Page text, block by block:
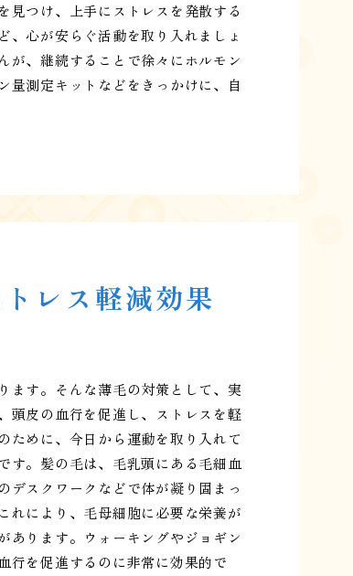
見つけ、上手にストレスを発散する
、心が安らぐ活動を取り入れましょ
が、継続することで徐々にホルモン
量測定キットなどをきっかけに、自
レス軽減効果
ます。そんな薄毛の対策として、実
頭皮の血行を促進し、ストレスを軽
ために、今日から運動を取り入れて
す。髪の毛は、毛乳頭にある毛細血
デスクワークなどで体が凝り固まっ
れにより、毛母細胞に必要な栄養が
あります。ウォーキングやジョギン
行を促進するのに非常に効果的で